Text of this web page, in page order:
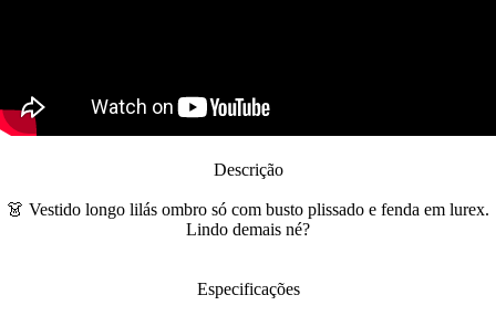
Descrição
👗 Vestido longo lilás ombro só com busto plissado e fenda em lurex.
Lindo demais né?
Especificações